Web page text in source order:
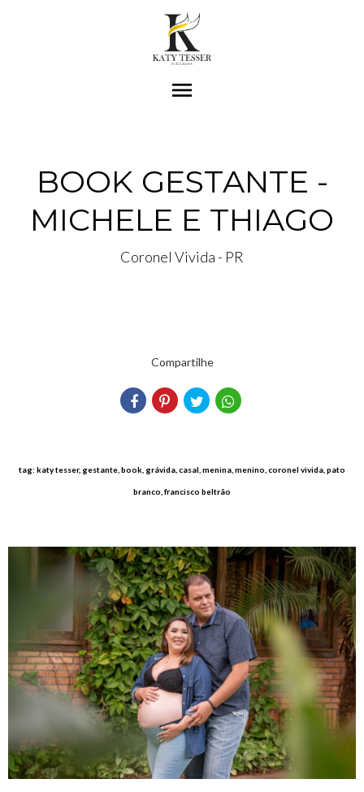
menu
BOOK GESTANTE -
MICHELE E THIAGO
Coronel Vivida - PR
Compartilhe
tag: katy tesser, gestante, book, grávida, casal, menina, menino, coronel vivida, pato
branco, francisco beltrão